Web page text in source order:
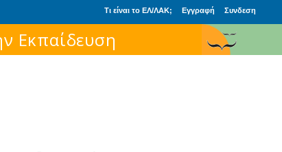
Τι είναι το ΕΛ/ΛΑΚ; Εγγραφή Συνδεση